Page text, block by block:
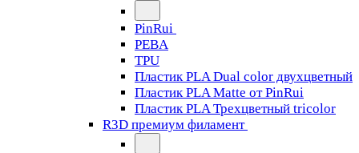
PinRui
PEBA
TPU
Пластик PLA Dual color двухцветный
Пластик PLA Matte от PinRui
Пластик PLA Трехцветный tricolor
R3D премиум филамент